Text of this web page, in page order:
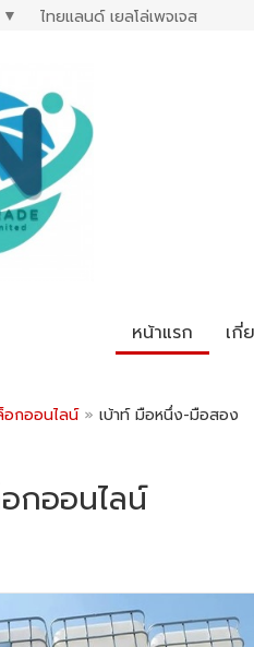
▼ ไทยแลนด์ เยลโล่เพจเจส
หน้าแรก เกี่
กออนไลน์ » เบ้าท์ มือหนึ่ง-มือสอง
กออนไลน์